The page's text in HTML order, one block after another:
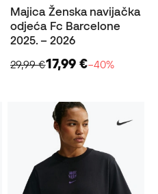
Majica Ženska navijačka
odjeća Fc Barcelone
2025. – 2026
29,99 €17,99 €−40%